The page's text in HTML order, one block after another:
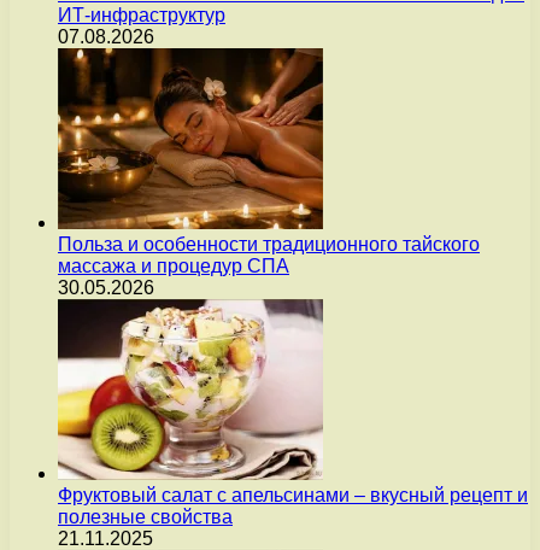
ИТ-инфраструктур
07.08.2026
Польза и особенности традиционного тайского
массажа и процедур СПА
30.05.2026
Фруктовый салат с апельсинами – вкусный рецепт и
полезные свойства
21.11.2025